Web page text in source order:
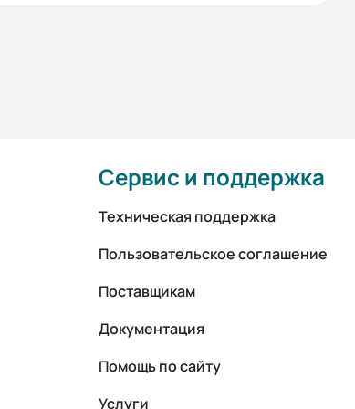
Сервис и поддержка
Техническая поддержка
Пользовательское соглашение
Поставщикам
Документация
Помощь по сайту
Услуги